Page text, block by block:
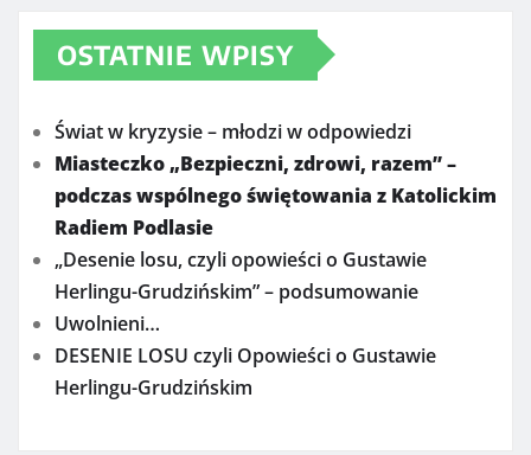
OSTATNIE WPISY
Świat w kryzysie – młodzi w odpowiedzi
Miasteczko „Bezpieczni, zdrowi, razem” –
podczas wspólnego świętowania z Katolickim
Radiem Podlasie
„Desenie losu, czyli opowieści o Gustawie
Herlingu-Grudzińskim” – podsumowanie
Uwolnieni…
DESENIE LOSU czyli Opowieści o Gustawie
Herlingu-Grudzińskim